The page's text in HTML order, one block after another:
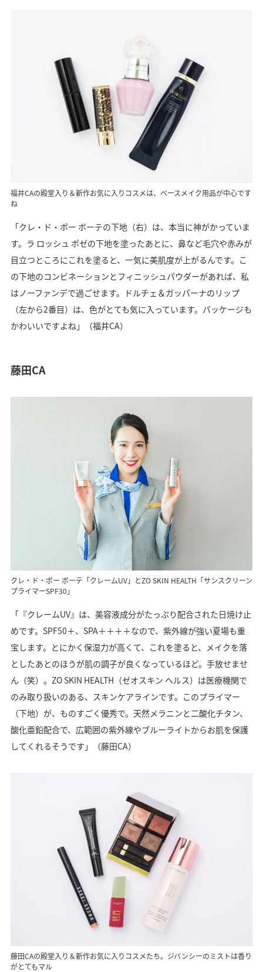
福井CAの殿堂入り＆新作お気に入りコスメは、ベースメイク用品が中心です
ね
「クレ・ド・ポー ボーテの下地（右）は、本当に神がかっていま
す。ラ ロッシュ ポゼの下地を塗ったあとに、鼻など毛穴や赤みが
目立つところにこれを塗ると、一気に美肌度が上がるんです。こ
の下地のコンビネーションとフィニッシュパウダーがあれば、私
はノーファンデで過ごせます。ドルチェ＆ガッパーナのリップ
（左から2番目）は、色がとても気に入っています。パッケージも
かわいいですよね」（福井CA）
藤田CA
クレ・ド・ポー ボーテ「クレームUV」とZO SKIN HEALTH「サンスクリーン
プライマーSPF30」
「『クレームUV』は、美容液成分がたっぷり配合された日焼け止
めです。SPF50＋、SPA＋＋＋＋なので、紫外線が強い夏場も重
宝します。とにかく保湿力が高くて、これを塗ると、メイクを落
としたあとのほうが肌の調子が良くなっているほど。手放せませ
ん（笑）。ZO SKIN HEALTH（ゼオスキン ヘルス）は医療機関で
のみ取り扱いのある、スキンケアラインです。このプライマー
（下地）が、ものすごく優秀で。天然メラニンと二酸化チタン、
酸化亜鉛配合で、広範囲の紫外線やブルーライトからお肌を保護
してくれるそうです」（藤田CA）
藤田CAの殿堂入り＆新作お気に入りコスメたち。ジバンシーのミストは香り
がとてもマル